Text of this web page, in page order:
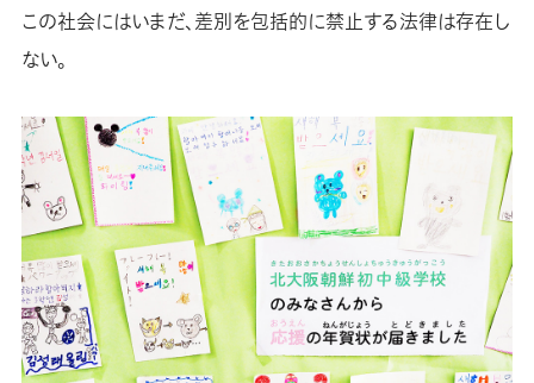
この社会にはいまだ、差別を包括的に禁止する法律は存在し
ない。